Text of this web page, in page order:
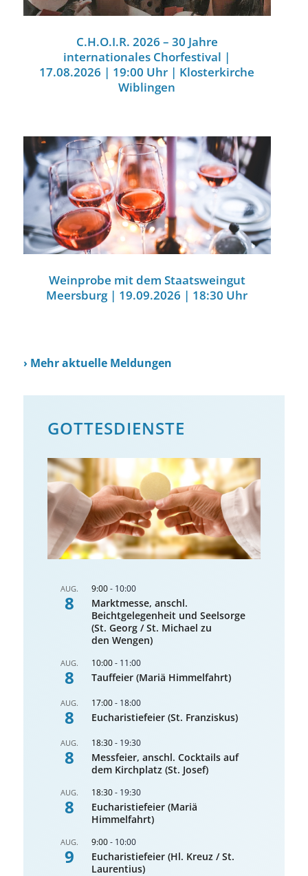
C.H.O.I.R. 2026 – 30 Jahre
internationales Chorfestival |
17.08.2026 | 19:00 Uhr | Klosterkirche
Wiblingen
Weinprobe mit dem Staatsweingut
Meersburg | 19.09.2026 | 18:30 Uhr
› Mehr aktuelle Meldungen
GOTTES­DIENSTE
AUG.
8
9:00- 10:00
Marktmesse, anschl.
Beichtgelegenheit und Seelsorge
(St. Georg / St. Michael zu
den Wengen)
AUG.
8
10:00- 11:00
Tauffeier (Mariä Himmelfahrt)
AUG.
8
17:00- 18:00
Eucharistiefeier (St. Franziskus)
AUG.
8
18:30- 19:30
Messfeier, anschl. Cocktails auf
dem Kirchplatz (St. Josef)
AUG.
8
18:30- 19:30
Eucharistiefeier (Mariä
Himmelfahrt)
AUG.
9
9:00- 10:00
Eucharistiefeier (Hl. Kreuz / St.
Laurentius)